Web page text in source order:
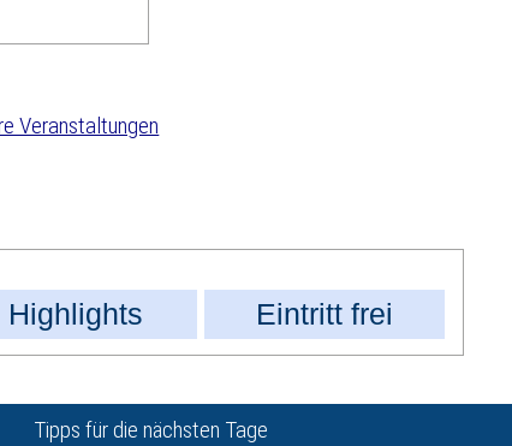
Veranstaltungen
Highlights Eintritt frei
Tipps für die nächsten Tage